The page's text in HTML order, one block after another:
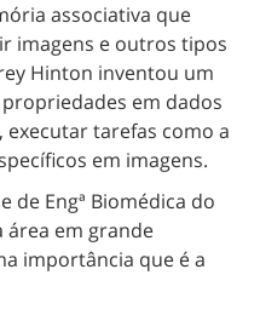
associativa que
imagens e outros tipos
Hinton inventou um
em dados
tarefas como a
em imagens.
de Engª Biomédica do
área em grande
importância que é a